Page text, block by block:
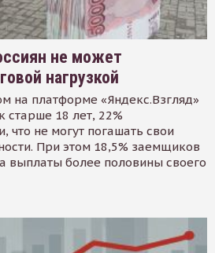
не может
нагрузкой
на платформе «Яндекс.Взгляд»
старше 18 лет, 22%
что не могут погашать свои
При этом 18,5% заемщиков
выплаты более половины своего